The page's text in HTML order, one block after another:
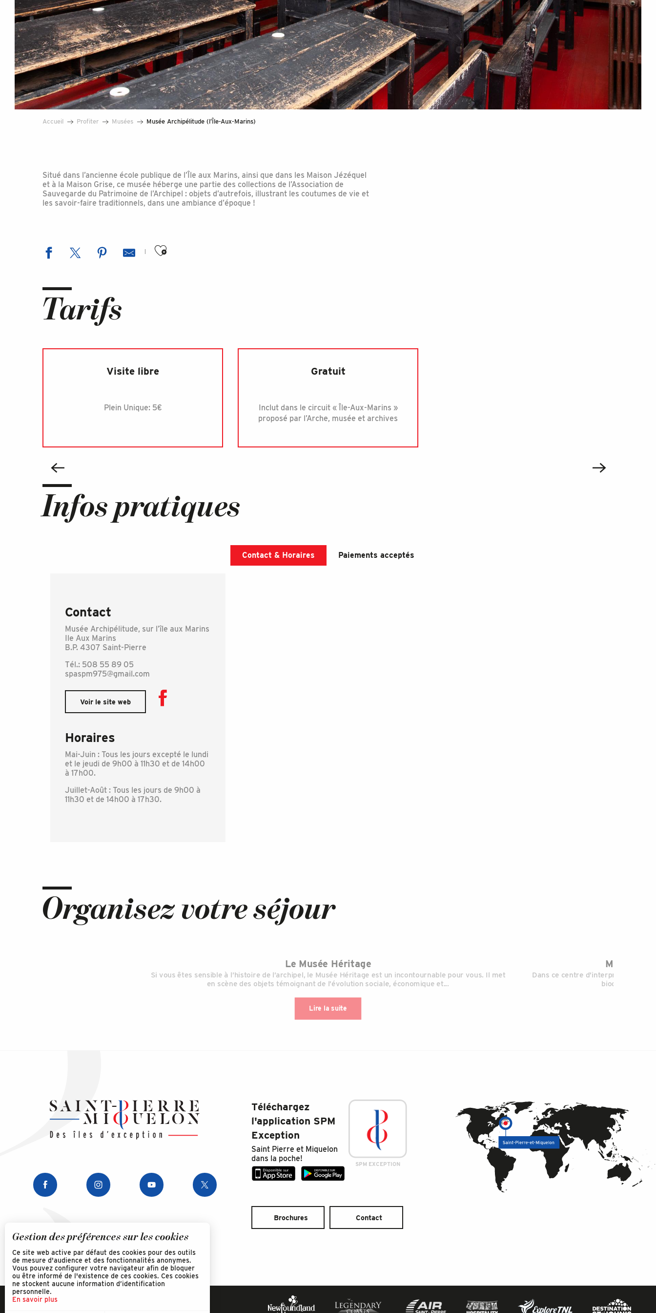
Accueil Profiter Musées Musée Archipélitude (l’Île-Aux-Marins)
Situé dans l’ancienne école publique de l’Île aux Marins, ainsi que dans les Maison Jézéquel
et à la Maison Grise, ce musée héberge une partie des collections de l’Association de
Sauvegarde du Patrimoine de l’Archipel : objets d’autrefois, illustrant les coutumes de vie et
les savoir-faire traditionnels, dans une ambiance d’époque !
Ajouter aux favoris
Tarifs
Visite libre
Plein Unique: 5€
Gratuit
Inclut dans le circuit « Île-Aux-Marins »
proposé par l’Arche, musée et archives
Infos pratiques
Contact & Horaires Paiements acceptés
Contact
Musée Archipélitude, sur l’île aux Marins
Ile Aux Marins
B.P. 4307 Saint-Pierre
Tél.: 508 55 89 05
spaspm975@gmail.com
Voir le site web
Horaires
Mai-Juin : Tous les jours excepté le lundi
et le jeudi de 9h00 à 11h30 et de 14h00
à 17h00.
Juillet-Août : Tous les jours de 9h00 à
11h30 et de 14h00 à 17h30.
Organisez votre séjour
Le Musée Héritage
Si vous êtes sensible à l’histoire de l’archipel, le Musée Héritage est un incontournable pour vous. Il met
en scène des objets témoignant de l’évolution sociale, économique et...
Lire la suite
Maison de
Dans ce centre d’interprétation,
biodiversité de
Téléchargez
l'application SPM
Exception
Saint Pierre et Miquelon
dans la poche!
SPM EXCEPTION
Brochures Contact
Gestion des préférences sur les cookies
Ce site web active par défaut des cookies pour des outils
de mesure d'audience et des fonctionnalités anonymes.
Vous pouvez configurer votre navigateur afin de bloquer
ou être informé de l'existence de ces cookies. Ces cookies
ne stockent aucune information d’identification
personnelle.
En savoir plus